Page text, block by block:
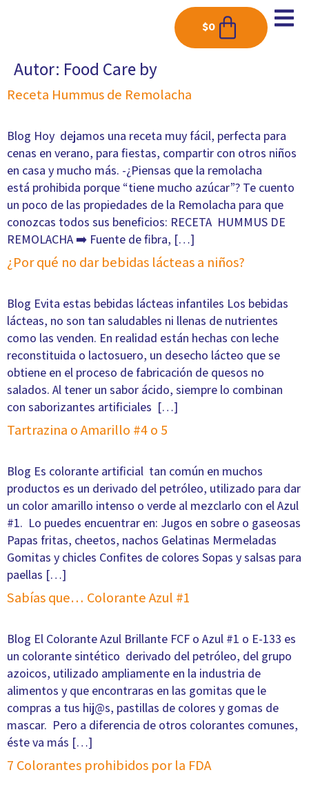
$0
Autor: Food Care by
Receta Hummus de Remolacha
Blog Hoy dejamos una receta muy fácil, perfecta para
cenas en verano, para fiestas, compartir con otros niños
en casa y mucho más. -¿Piensas que la remolacha
está prohibida porque “tiene mucho azúcar”? Te cuento
un poco de las propiedades de la Remolacha para que
conozcas todos sus beneficios: RECETA HUMMUS DE
REMOLACHA ➡️ Fuente de fibra, […]
¿Por qué no dar bebidas lácteas a niños?
Blog Evita estas bebidas lácteas infantiles Los bebidas
lácteas, no son tan saludables ni llenas de nutrientes
como las venden. En realidad están hechas con leche
reconstituida o lactosuero, un desecho lácteo que se
obtiene en el proceso de fabricación de quesos no
salados. Al tener un sabor ácido, siempre lo combinan
con saborizantes artificiales […]
Tartrazina o Amarillo #4 o 5
Blog Es colorante artificial tan común en muchos
productos es un derivado del petróleo, utilizado para dar
un color amarillo intenso o verde al mezclarlo con el Azul
#1. Lo puedes encuentrar en: Jugos en sobre o gaseosas
Papas fritas, cheetos, nachos Gelatinas Mermeladas
Gomitas y chicles Confites de colores Sopas y salsas para
paellas […]
Sabías que… Colorante Azul #1
Blog El Colorante Azul Brillante FCF o Azul #1 o E-133 es
un colorante sintético derivado del petróleo, del grupo
azoicos, utilizado ampliamente en la industria de
alimentos y que encontraras en las gomitas que le
compras a tus hij@s, pastillas de colores y gomas de
mascar. Pero a diferencia de otros colorantes comunes,
éste va más […]
7 Colorantes prohibidos por la FDA